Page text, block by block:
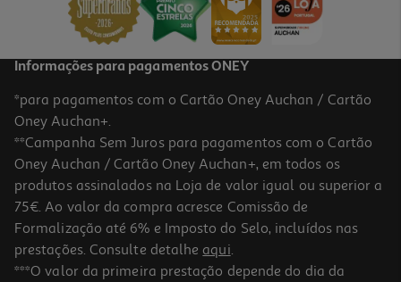
4.5 (45)
Coentros Frescos Kg Produto Local
Informações para pagamentos ONEY
*para pagamentos com o Cartão Oney Auchan / Cartão
Oney Auchan+.
**Campanha Sem Juros para pagamentos com o Cartão
Oney Auchan / Cartão Oney Auchan+, em todos os
produtos assinalados na Loja de valor igual ou superior a
75€. Ao valor da compra acresce Comissão de
Formalização até 6% e Imposto do Selo, incluídos nas
prestações. Consulte detalhe aqui.
***O valor da primeira prestação depende do dia da